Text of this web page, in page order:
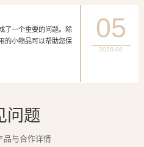
一个重要的问题。除
的小物品可以帮助您保
05
2026-08
问题
品与合作详情